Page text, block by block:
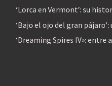
‘Lorca en Vermont’: su
‘Bajo el ojo del gran
‘Dreaming Spires IV»: entre